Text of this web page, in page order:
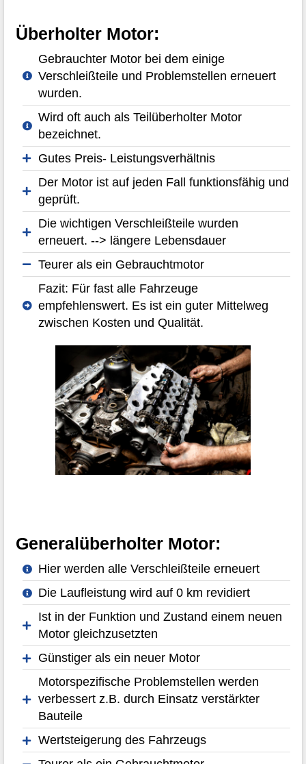
Überholter Motor:
Gebrauchter Motor bei dem einige
Verschleißteile und Problemstellen erneuert
wurden.
Wird oft auch als Teilüberholter Motor
bezeichnet.
Gutes Preis- Leistungsverhältnis
Der Motor ist auf jeden Fall funktionsfähig und
geprüft.
Die wichtigen Verschleißteile wurden
erneuert. --> längere Lebensdauer
Teurer als ein Gebrauchtmotor
Fazit: Für fast alle Fahrzeuge
empfehlenswert. Es ist ein guter Mittelweg
zwischen Kosten und Qualität.
Generalüberholter Motor:
Hier werden alle Verschleißteile erneuert
Die Laufleistung wird auf 0 km revidiert
Ist in der Funktion und Zustand einem neuen
Motor gleichzusetzten
Günstiger als ein neuer Motor
Motorspezifische Problemstellen werden
verbessert z.B. durch Einsatz verstärkter
Bauteile
Wertsteigerung des Fahrzeugs